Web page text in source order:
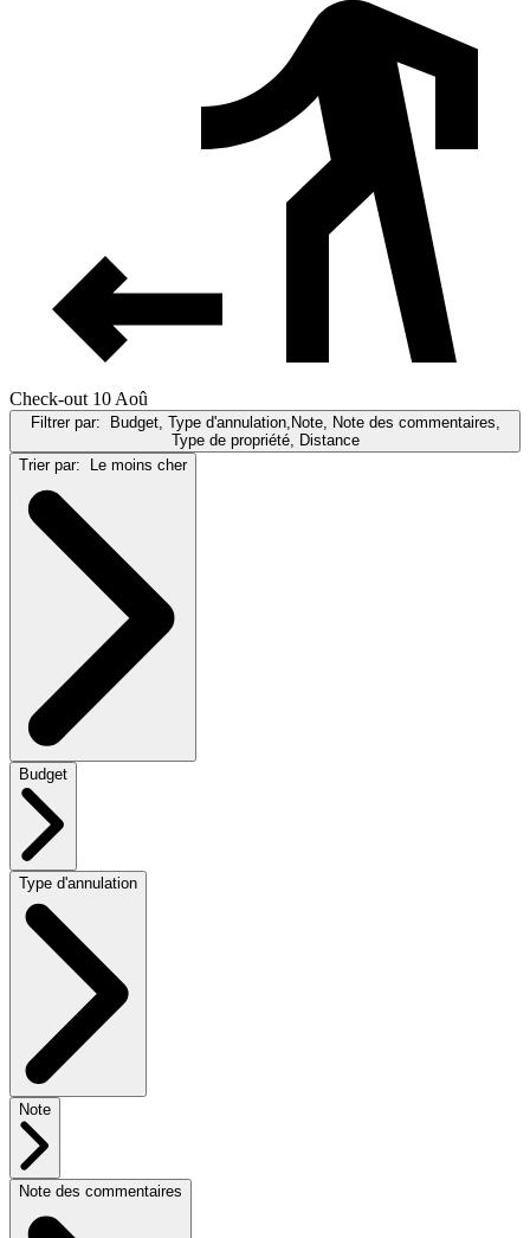
Check-out 10 Aoû
Filtrer par:
Budget, Type d'annulation,Note, Note des commentaires,
Type de propriété, Distance
Trier par:
Le moins cher
Budget
Type d'annulation
Note
Note des commentaires